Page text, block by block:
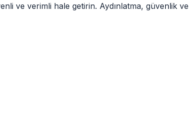
ve verimli hale getirin. Aydınlatma, güvenlik